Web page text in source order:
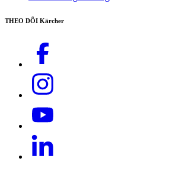
THEO DÕI Kärcher